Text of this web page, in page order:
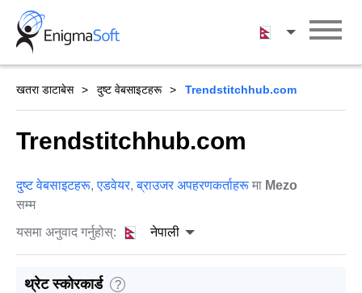
Skip
content
नेपाली
खतरा डाटाबेस दुष्ट वेबसाइटहरू Trendstitchhub.com
Trendstitchhub.com
दुष्ट वेबसाइटहरू,एडवेयर,ब्राउजर अपहरणकर्ताहरू मा Mezo
सम्म
यसमा अनुवाद गर्नुहोस्:
नेपाली
थ्रेट स्कोरकार्ड ?